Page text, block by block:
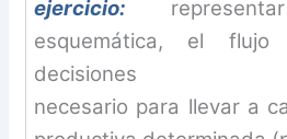
ejercicio:
esquemática, el
decisiones
necesario para llevar a